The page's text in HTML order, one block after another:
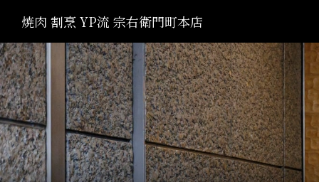
焼肉 割烹 YP流 宗右衛門町本店